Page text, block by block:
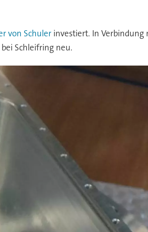
von Schulerinvestiert. In Verbindung
Schleifring neu.